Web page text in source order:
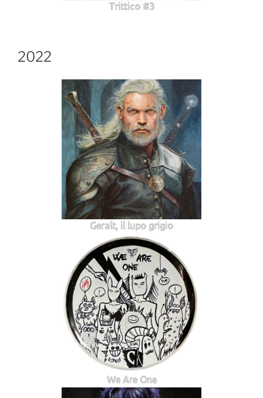
Trittico #3
2022
Geralt, il lupo grigio
We Are One